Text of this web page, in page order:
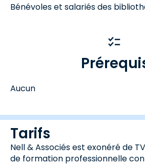
Bénévoles et salariés des
Aucun
Tarifs
Nell & Associés est exonéré de
de formation professionnelle